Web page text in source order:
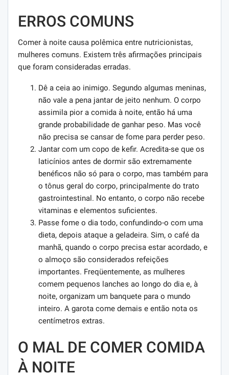
ERROS COMUNS
Comer à noite causa polêmica entre nutricionistas,
mulheres comuns. Existem três afirmações principais
que foram consideradas erradas.
Dê a ceia ao inimigo. Segundo algumas meninas,
não vale a pena jantar de jeito nenhum. O corpo
assimila pior a comida à noite, então há uma
grande probabilidade de ganhar peso. Mas você
não precisa se cansar de fome para perder peso.
Jantar com um copo de kefir. Acredita-se que os
laticínios antes de dormir são extremamente
benéficos não só para o corpo, mas também para
o tônus ​​geral do corpo, principalmente do trato
gastrointestinal. No entanto, o corpo não recebe
vitaminas e elementos suficientes.
Passe fome o dia todo, confundindo-o com uma
dieta, depois ataque a geladeira. Sim, o café da
manhã, quando o corpo precisa estar acordado, e
o almoço são considerados refeições
importantes. Freqüentemente, as mulheres
comem pequenos lanches ao longo do dia e, à
noite, organizam um banquete para o mundo
inteiro. A garota come demais e então nota os
centímetros extras.
O MAL DE COMER COMIDA
À NOITE